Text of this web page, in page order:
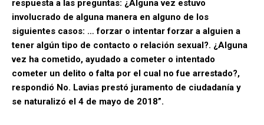
respuesta a las preguntas: ¿Alguna vez estuvo
involucrado de alguna manera en alguno de los
siguientes casos: … forzar o intentar forzar a alguien a
tener algún tipo de contacto o relación sexual?. ¿Alguna
vez ha cometido, ayudado a cometer o intentado
cometer un delito o falta por el cual no fue arrestado?,
respondió No. Lavias prestó juramento de ciudadanía y
se naturalizó el 4 de mayo de 2018”.